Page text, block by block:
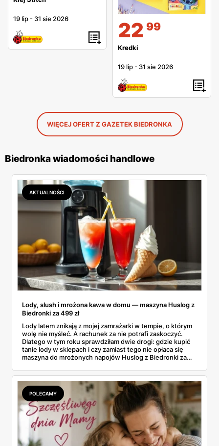
19 lip - 31 sie 2026 22 99
Kredki
19 lip - 31 sie 2026
WIĘCEJ OFERT Z GAZETEK BIEDRONKA
Biedronka wiadomości handlowe
AKTUALNOŚCI
Lody, slush i mrożona kawa w domu — maszyna Huslog z
Biedronki za 499 zł
Lody latem znikają z mojej zamrażarki w tempie, o którym
wolę nie myśleć. A rachunek za nie potrafi zaskoczyć.
Dlatego w tym roku sprawdziłam dwie drogi: gdzie kupić
tanie lody w sklepach i czy zamiast tego nie opłaca się
maszyna do mrożonych napojów Huslog z Biedronki za
kawę w domu, bez wychodzenia po nie do sklepu.
Postanowiłam policzyć, kiedy naprawdę się to zwraca.
POLECAMY